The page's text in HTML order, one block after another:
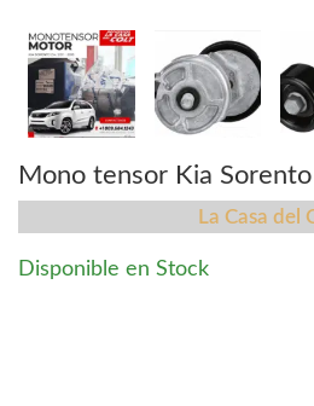
Mono tensor Kia
La Casa del
Disponible en Stock